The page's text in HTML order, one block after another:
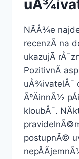
NÃ­Å¾e
recenzÃ­ na
ukazujÃ­
PozitivnÃ­
uÅ¾ivatelÅ¯
ÃºÄinnÃ½
kloubÅ¯.
postupnÃ©